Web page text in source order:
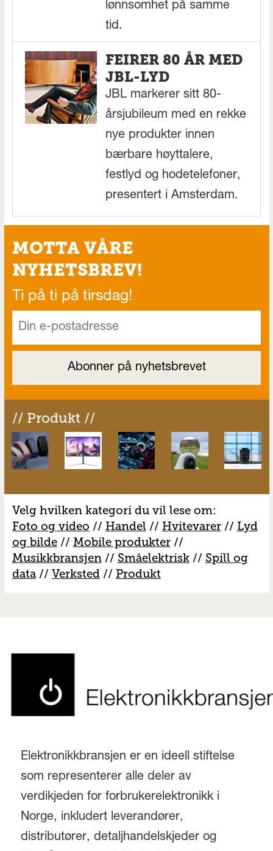
lønnsomhet på samme
tid.
FEIRER 80 ÅR MED
JBL-LYD
JBL markerer sitt 80-
årsjubileum med en rekke
nye produkter innen
bærbare høyttalere,
festlyd og hodetelefoner,
presentert i Amsterdam.
MOTTA VÅRE
NYHETSBREV!
Ti på ti på tirsdag!
// Produkt //
Velg hvilken kategori du vil lese om:
Foto og video // Handel // Hvitevarer// Lyd
og bilde// Mobile produkter//
Musikkbransjen// Småelektrisk// Spill og
data// Verksted// Produkt
Elektronikkbransjen er en ideell stiftelse
som representerer alle deler av
verdikjeden for forbrukerelektronikk i
Norge, inkludert leverandører,
distributører, detaljhandelskjeder og